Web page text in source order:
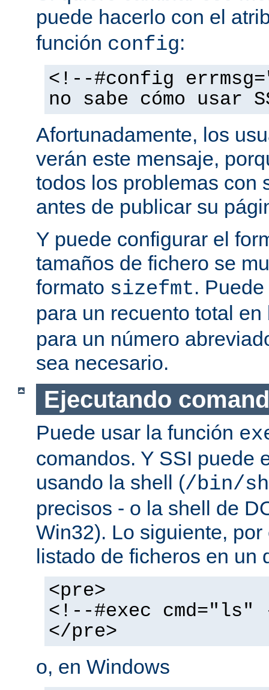
puede hacerlo con el
función config:
<!--#config
no sabe cómo usar
Afortunadamente, los
verán este mensaje,
todos los problemas con
antes de publicar su
Y puede configurar el
tamaños de fichero se
formato sizefmt.
para un recuento total
para un número
sea necesario.
Ejecutando
Puede usar la función
comandos. Y SSI puede
usando la shell (/bin/sh
precisos - o la shell de
Win32). Lo siguiente,
listado de ficheros en un
<pre>
<!--#exec cmd="ls"
</pre>
o, en Windows